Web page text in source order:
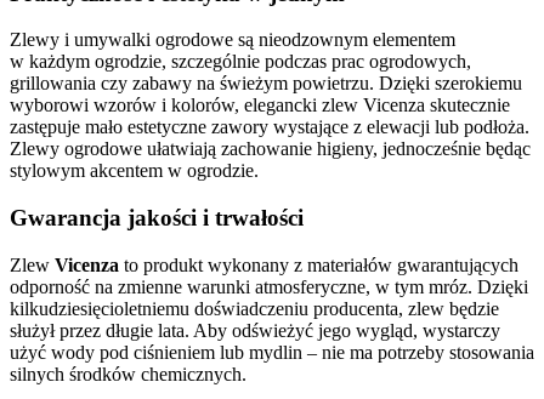
Zlewy i umywalki ogrodowe są nieodzownym elementem
w każdym ogrodzie, szczególnie podczas prac ogrodowych,
grillowania czy zabawy na świeżym powietrzu. Dzięki szerokiemu
wyborowi wzorów i kolorów, elegancki zlew Vicenza skutecznie
zastępuje mało estetyczne zawory wystające z elewacji lub podłoża.
Zlewy ogrodowe ułatwiają zachowanie higieny, jednocześnie będąc
stylowym akcentem w ogrodzie.
Gwarancja jakości i trwałości
Zlew Vicenza to produkt wykonany z materiałów gwarantujących
odporność na zmienne warunki atmosferyczne, w tym mróz. Dzięki
kilkudziesięcioletniemu doświadczeniu producenta, zlew będzie
służył przez długie lata. Aby odświeżyć jego wygląd, wystarczy
użyć wody pod ciśnieniem lub mydlin – nie ma potrzeby stosowania
silnych środków chemicznych.